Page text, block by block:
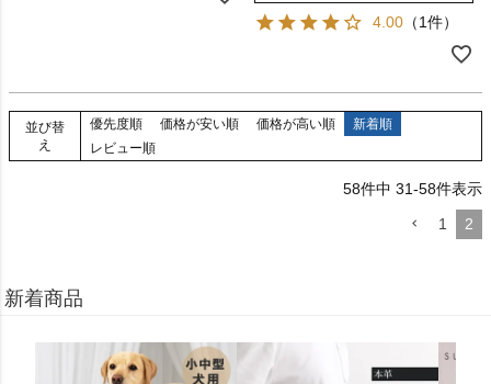
4.00 （1件）
並び替
え
優先度順 価格が安い順 価格が高い順
新着順
レビュー順
58件中 31-58件表示
1
2
新着商品